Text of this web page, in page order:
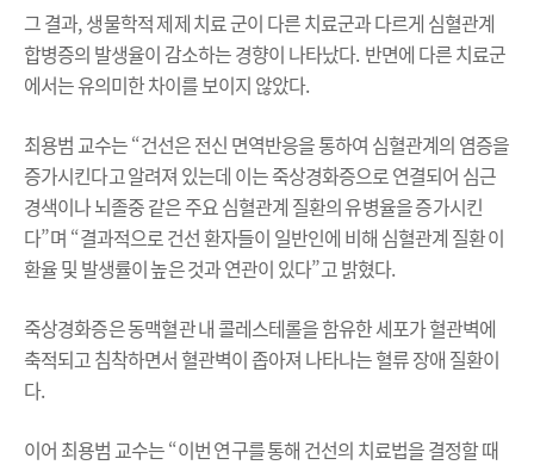
그 결과,생물학적 제제 치료 군이 다른 치료군과 다르게 심혈관계
합병증의 발생율이 감소하는 경향이 나타났다. 반면에 다른 치료군
에서는 유의미한 차이를 보이지 않았다.
최용범 교수는“건선은 전신 면역반응을 통하여 심혈관계의 염증을
증가시킨다고 알려져 있는데 이는 죽상경화증으로 연결되어 심근
경색이나 뇌졸중 같은 주요 심혈관계 질환의 유병율을 증가시킨
다”며 “결과적으로 건선 환자들이 일반인에 비해 심혈관계 질환 이
환율 및 발생률이 높은 것과 연관이 있다”고 밝혔다.
죽상경화증은 동맥혈관 내 콜레스테롤을 함유한 세포가 혈관벽에
축적되고 침착하면서 혈관벽이 좁아져 나타나는 혈류 장애 질환이
다.
이어 최용범 교수는“이번 연구를 통해 건선의 치료법을 결정할 때